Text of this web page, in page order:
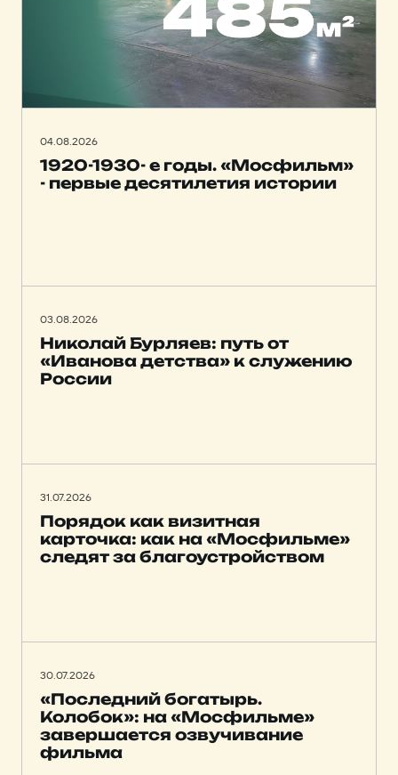
04.08.2026
1920-1930- е годы. «Мосфильм»
- первые десятилетия истории
03.08.2026
Николай Бурляев: путь от
«Иванова детства» к служению
России
31.07.2026
Порядок как визитная
карточка: как на «Мосфильме»
следят за благоустройством
30.07.2026
«Последний богатырь.
Колобок»: на «Мосфильме»
завершается озвучивание
фильма